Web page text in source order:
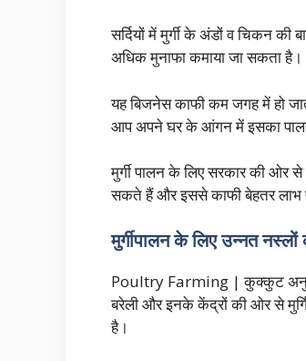
सर्दियों में मुर्गी के अंडों व चिकन
अधिक मुनाफा कमाया जा सकता
यह बिजनेस काफी कम जगह में हो
आप अपने घर के आंगन में इसका
मुर्गी पालन के लिए सरकार की ओर
सकते हैं और इससे काफी बेहतर
मुर्गीपालन के लिए उन्नत नस्लों
Poultry Farming | कुक्कुट
बरेली और इनके केंद्रों की ओर से
है।